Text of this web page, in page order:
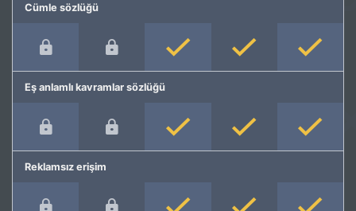
Cümle sözlüğü
Eş anlamlı kavramlar sözlüğü
Reklamsız erişim